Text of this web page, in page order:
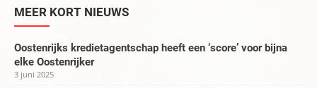
MEER KORT NIEUWS
Oostenrijks kredietagentschap heeft een ‘score’ voor bijna
elke Oostenrijker
3 juni 2025